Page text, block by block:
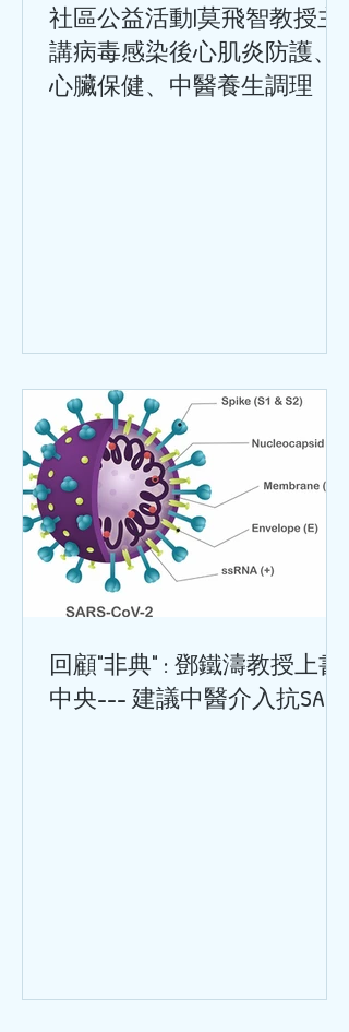
社區公益活動|莫飛智教授主
講病毒感染後心肌炎防護、
心臟保健、中醫養生調理
回顧"非典" : 鄧鐵濤教授上書
中央--- 建議中醫介入抗SARS